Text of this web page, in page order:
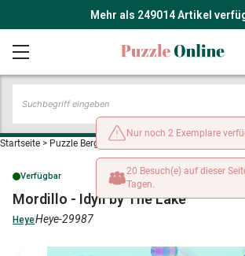
Mehr als 249014 Artikel
Startseite > Puzzle Bergwelt >
Verfügbar
Mordillo - Idyll by The Lake
HeyeHeye-29987
Nur noch 2 Exemplare
20 Besuch(e) auf dieser
Tagen.